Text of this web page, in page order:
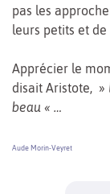
pas les
leurs petits et
Apprécier le
disait Aristote, »
beau « …
Aude Morin-Veyret